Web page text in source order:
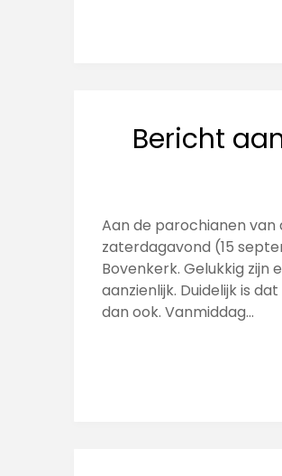
Bericht
Aan de parochianen
zaterdagavond (15
Bovenkerk. Gelukkig
aanzienlijk. Duidelijk is
dan ook. Vanmiddag…